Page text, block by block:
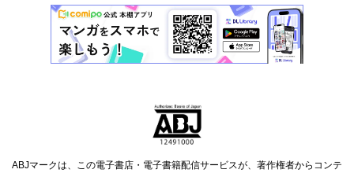
ABJマークは、この電子書店・電子書籍配信サービスが、著作権者からコンテ